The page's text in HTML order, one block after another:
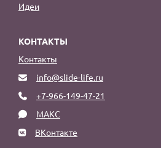
Идеи
КОНТАКТЫ
Контакты
info@slide-life.ru
+7-966-149-47-21
МАКС
ВКонтакте